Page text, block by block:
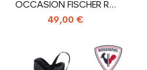
OCCASION FISCHER RC
ONE 85 XTR
49,00 €